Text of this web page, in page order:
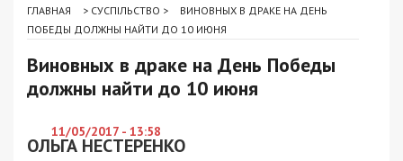
ГЛАВНАЯ > СУСПІЛЬСТВО >
ВИНОВНЫХ В ДРАКЕ НА ДЕНЬ
ПОБЕДЫ ДОЛЖНЫ НАЙТИ ДО 10 ИЮНЯ
Виновных в драке на День Победы
должны найти до 10 июня
11/05/2017 - 13:58
ОЛЬГА НЕСТЕРЕНКО